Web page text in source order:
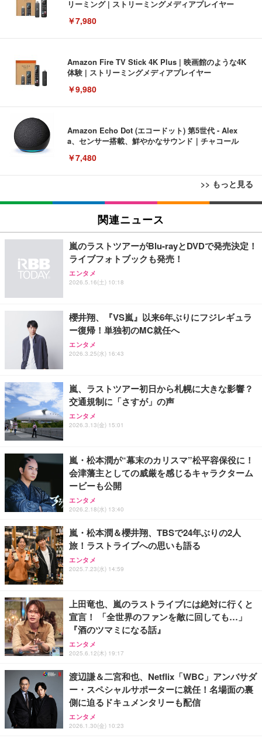
リーミング | ストリーミングメディアプレイヤー
￥7,980
Amazon Fire TV Stick 4K Plus | 映画館のような4K
体験 | ストリーミングメディアプレイヤー
￥9,980
Amazon Echo Dot (エコードット) 第5世代 - Alex
a、センサー搭載、鮮やかなサウンド｜チャコール
￥7,480
>> もっと見る
[EdoErgo] オフィスチェア 椅子 テレワーク 疲れな
い 跳ね上げ式アームレスト コンパクト 約105度ロッ
キング pc 事務椅子 360度回転 座面昇降 強化ナイロ
(黒網+黒枠+黒足)
￥5,699
SIHOO B100 オフィスチェア／デスクチェア メッシ
Sezlife オフィスチェア デスクチェア 疲れない テレ
ワーク チェア 強化バックレスト 30度ロッキング機
ョン PCチェア 通気性メッシュ ゲーミング/勉強/事
務用 おしゃれ パソコンチェア (ブラック)
￥7,680
Sezlife オフィスチェア デスクチェア 疲れない テレ
ワーク チェア 強化バックレスト 30度ロッキング機
ョン PCチェア 通気性メッシュ ゲーミング/勉強/事
務用 おしゃれ パソコンチェア (ホワイト)
ANDWINT オフィスチェア デスクチェア 肘なし メ
ッシュ 通気性 ランバーサポート付き 腰サポート ガ
ス圧無段階昇降 360度回転 キャスター付き コンパク
ト 幅52×奥行58.5×高さ84～96cm テレワーク 在宅
EIZO ビジネス向けプレミアムモニター | FlexScan
EV3240X-WT | 31.5型4K UHD・USB Type-C・ホワ
￥105,595
EIZO ビジネス向けプレミアムモニター | FlexScan
EV2740X-WT | 27.0型4K UHD・USB Type-C・ホワ
￥109,572
【純正品】27"ゲーミングモニター DualSense 充電
フック付き（CFI-ZDM1J）
【整備済み品】Dell E2724HS 27インチ 液晶モニタ
ー フルHD（1920×1080）VA 非光沢 HDMI/DisplayP
【MiniLED/24.5inch/280Hz/FHD】GRAPHT THE S
HOOTER Gaming Monitor 24” Essential ゲーミン
グモニター QD 24.5インチ 1ms FHD 量子ドット 残
像低減 (3年保証 | 輝点保証 | 日本メーカー)
Amazonベーシック ペットシーツ 薄型 レギュラー 1
回使い捨て 無香料 ホワイト 300枚
￥3,373
Amazonベーシック ペットシーツ 厚型 ワイド 42枚
ネオ・ルーライフ ネオ・オムツ L 中型犬用 26枚入
Smart Basic(スマートベーシック) 【Amazon.co.jp
限定】 Smart Basic アイリスオーヤマ ペットシーツ
アイリスオーヤマ ペットシーツ 超厚型 お徳用 レギ
ュラー 200枚入【Amazon.co.jp限定】
￥3,731
関連ニュース
嵐のラストツアーがBlu-rayとDVDで発売決定！
ライブフォトブックも発売！
エンタメ
2026.5.16(土) 10:18
櫻井翔、『VS嵐』以来6年ぶりにフジレギュラ
ー復帰！単独初のMC就任へ
エンタメ
2026.3.25(水) 16:43
嵐、ラストツアー初日から札幌に大きな影響？
交通規制に「さすが」の声
エンタメ
2026.3.13(金) 15:01
嵐・松本潤が“幕末のカリスマ”松平容保役に！
会津藩主としての威厳を感じるキャラクターム
ービーも公開
エンタメ
2026.2.18(水) 13:40
嵐・松本潤＆櫻井翔、TBSで24年ぶりの2人
旅！ラストライブへの思いも語る
エンタメ
2025.7.23(水) 14:59
上田竜也、嵐のラストライブには絶対に行くと
宣言！ 「全世界のファンを敵に回しても…」
『酒のツマミになる話』
エンタメ
2025.6.12(木) 19:17
渡辺謙＆二宮和也、Netflix「WBC」アンバサダ
ー・スペシャルサポーターに就任！名場面の裏
側に迫るドキュメンタリーも配信
エンタメ
2026.1.30(金) 10:23